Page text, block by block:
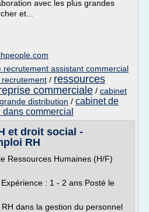
avec les plus grandes
et...
recrutement assistant commercial
/ ressources
commerciale / cabinet
distribution / cabinet de
commercial
et droit social -
RH
Ressources Humaines (H/F)
: 1 - 2 ans Posté le
dans la gestion du personnel